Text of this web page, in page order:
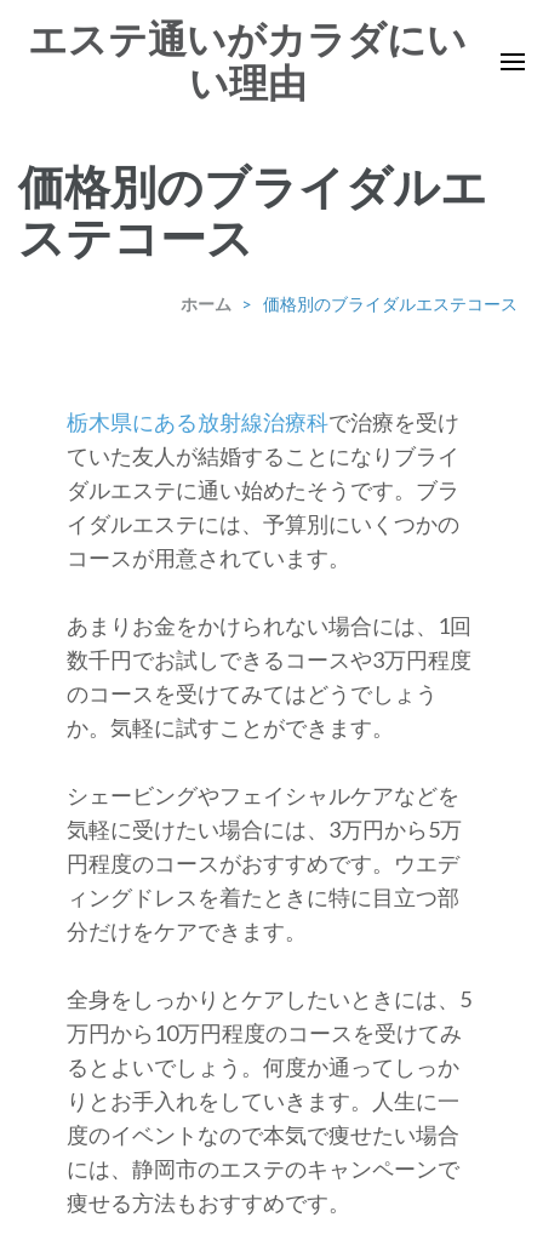
へ
キ
エステ通いがカラダにい
い理由
価格別のブライダルエ
ステコース
ホーム > 価格別のブライダルエステコース
栃木県にある放射線治療科で治療を受け
ていた友人が結婚することになりブライ
ダルエステに通い始めたそうです。ブラ
イダルエステには、予算別にいくつかの
コースが用意されています。
あまりお金をかけられない場合には、1回
数千円でお試しできるコースや3万円程度
のコースを受けてみてはどうでしょう
か。気軽に試すことができます。
シェービングやフェイシャルケアなどを
気軽に受けたい場合には、3万円から5万
円程度のコースがおすすめです。ウエデ
ィングドレスを着たときに特に目立つ部
分だけをケアできます。
全身をしっかりとケアしたいときには、5
万円から10万円程度のコースを受けてみ
るとよいでしょう。何度か通ってしっか
りとお手入れをしていきます。人生に一
度のイベントなので本気で痩せたい場合
には、静岡市のエステのキャンペーンで
痩せる方法もおすすめです。